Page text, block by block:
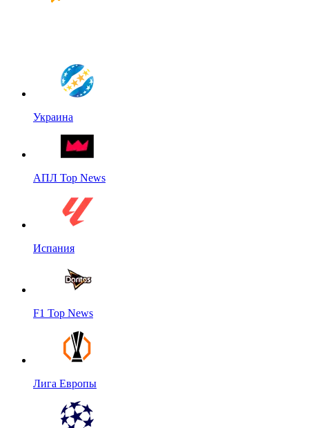
Украина
АПЛ Top News
Испания
F1 Top News
Лига Европы